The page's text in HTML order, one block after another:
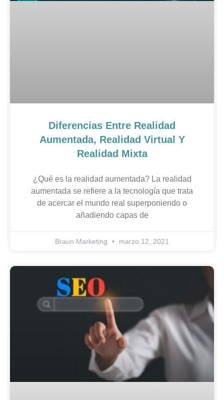
Diferencias Entre Realidad
Aumentada, Realidad Virtual Y
Realidad Mixta
¿Qué es la realidad aumentada? La realidad
aumentada se refiere a la tecnología que trata
de acercar el mundo real superponiendo o
añadiendo capas de
Braun Marketing marzo 12, 2021